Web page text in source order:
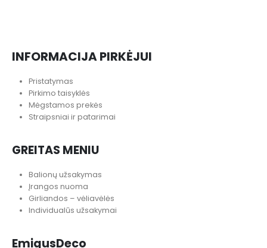
INFORMACIJA PIRKĖJUI
Pristatymas
Pirkimo taisyklės
Mėgstamos prekės
Straipsniai ir patarimai
GREITAS MENIU